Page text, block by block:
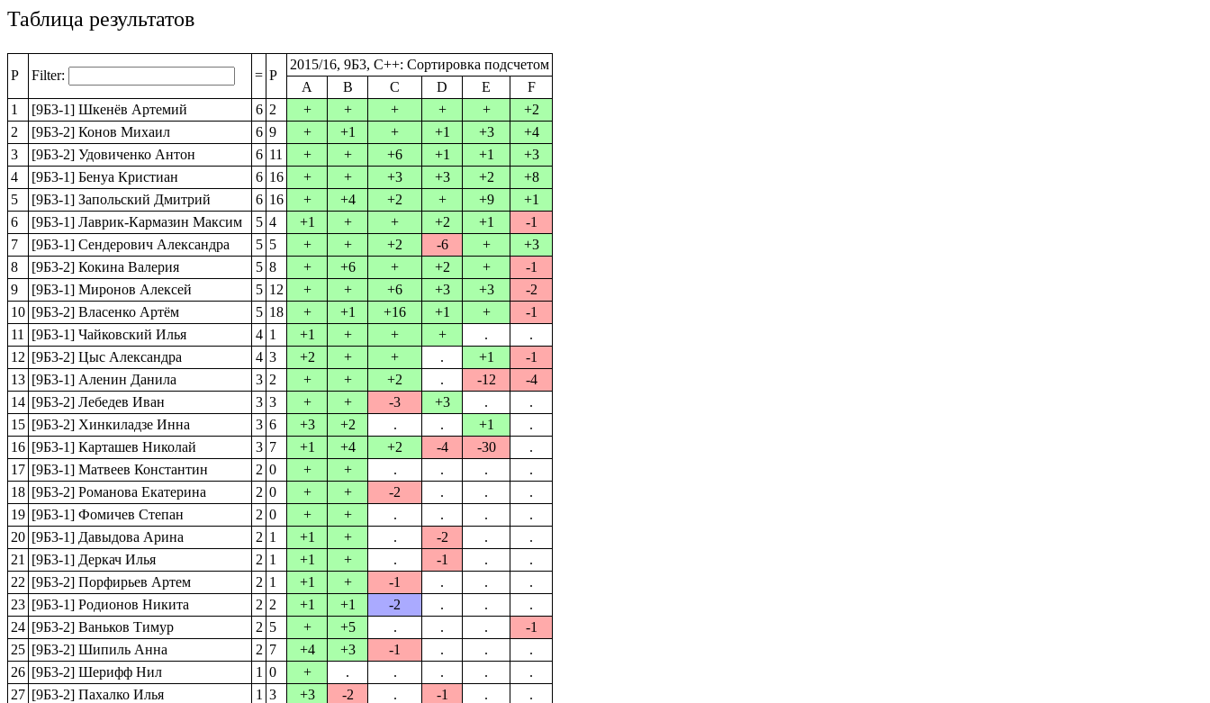
Таблица результатов
P Filter: = P
2015/16, 9Б3, C++: Сортировка подсчетом
A
B C D E
F
1
[9Б3-1] Шкенёв Артемий 6 2 + + + + +
+2
2
[9Б3-2] Конов Михаил 6 9 + +1 + +1 +3
+4
3
[9Б3-2] Удовиченко Антон 6 11 + + +6 +1 +1
+3
4
[9Б3-1] Бенуа Кристиан 6 16 + + +3 +3 +2
+8
5
[9Б3-1] Запольский Дмитрий 6 16 + +4 +2 + +9
+1
6
[9Б3-1] Лаврик-Кармазин Максим 5 4 +1 + + +2 +1
-1
7
[9Б3-1] Сендерович Александра 5 5 + + +2 -6 +
+3
8
[9Б3-2] Кокина Валерия 5 8 + +6 + +2 +
-1
9
[9Б3-1] Миронов Алексей 5 12 + + +6 +3 +3
-2
10 [9Б3-2] Власенко Артём 5 18 + +1 +16 +1 +
-1
11
[9Б3-1] Чайковский Илья 4 1 +1 + + + .
.
12 [9Б3-2] Цыс Александра 4 3 +2 + + . +1
-1
13 [9Б3-1] Аленин Данила 3 2 + + +2 . -12
-4
14 [9Б3-2] Лебедев Иван 3 3 + + -3 +3 .
.
15 [9Б3-2] Хинкиладзе Инна 3 6 +3 +2 . . +1
.
16 [9Б3-1] Карташев Николай 3 7 +1 +4 +2 -4 -30
.
17 [9Б3-1] Матвеев Константин 2 0 + + . . .
.
18 [9Б3-2] Романова Екатерина 2 0 + + -2 . .
.
19 [9Б3-1] Фомичев Степан 2 0 + + . . .
.
20 [9Б3-1] Давыдова Арина 2 1 +1 + . -2 .
.
21
[9Б3-1] Деркач Илья 2 1 +1 + . -1 .
.
22 [9Б3-2] Порфирьев Артем 2 1 +1 + -1 . .
.
23 [9Б3-1] Родионов Никита 2 2 +1 +1 -2 . .
.
24 [9Б3-2] Ваньков Тимур 2 5 + +5 . . .
-1
25 [9Б3-2] Шипиль Анна 2 7 +4 +3 -1 . .
.
26 [9Б3-2] Шерифф Нил 1 0 + . . . .
.
27 [9Б3-2] Пахалко Илья 1 3 +3 -2 . -1 .
.